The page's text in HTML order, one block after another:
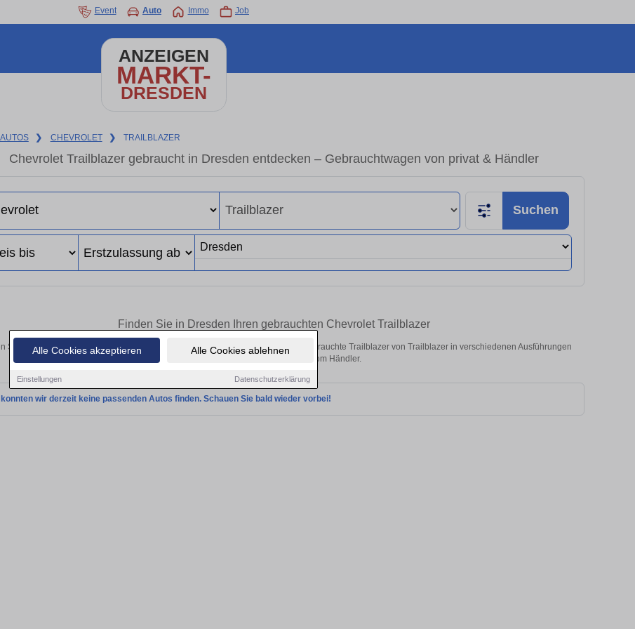
Alle Cookies akzeptieren Alle Cookies ablehnen
Einstellungen Datenschutzerklärung
Event Auto Immo Job
ANZEIGEN
MARKT-
DRESDEN
AUTOS ❯ CHEVROLET ❯ TRAILBLAZER
Chevrolet Trailblazer gebraucht in Dresden entdecken – Gebrauchtwagen von privat & Händler
Suchen
Finden Sie in Dresden Ihren gebrauchten Chevrolet Trailblazer
Sie in Dresden einen Chevrolet Trailblazer Gebrauchtwagen? Entdecken Sie gebrauchte Trailblazer von Trailblazer in verschiedenen Ausführungen
und Preisklassen von privat und vom Händler.
wir derzeit keine passenden Autos finden. Schauen Sie bald wieder vorbei!